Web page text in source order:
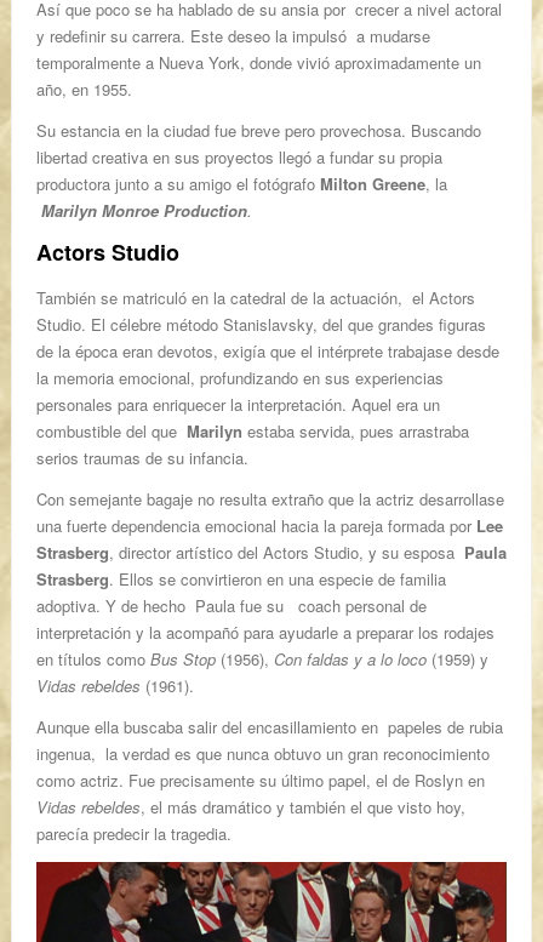
Así que poco se ha hablado de su ansia por crecer a nivel actoral
y redefinir su carrera. Este deseo la impulsó a mudarse
temporalmente a Nueva York, donde vivió aproximadamente un
año, en 1955.
Su estancia en la ciudad fue breve pero provechosa. Buscando
libertad creativa en sus proyectos llegó a fundar su propia
productora junto a su amigo el fotógrafo Milton Greene, la
Marilyn Monroe Production.
Actors Studio
También se matriculó en la catedral de la actuación, el Actors
Studio. El célebre método Stanislavsky, del que grandes figuras
de la época eran devotos, exigía que el intérprete trabajase desde
la memoria emocional, profundizando en sus experiencias
personales para enriquecer la interpretación. Aquel era un
combustible del que Marilyn estaba servida, pues arrastraba
serios traumas de su infancia.
Con semejante bagaje no resulta extraño que la actriz desarrollase
una fuerte dependencia emocional hacia la pareja formada por Lee
Strasberg, director artístico del Actors Studio, y su esposa Paula
Strasberg. Ellos se convirtieron en una especie de familia
adoptiva. Y de hecho Paula fue su coach personal de
interpretación y la acompañó para ayudarle a preparar los rodajes
en títulos como Bus Stop (1956), Con faldas y a lo loco (1959) y
Vidas rebeldes (1961).
Aunque ella buscaba salir del encasillamiento en papeles de rubia
ingenua, la verdad es que nunca obtuvo un gran reconocimiento
como actriz. Fue precisamente su último papel, el de Roslyn en
Vidas rebeldes, el más dramático y también el que visto hoy,
parecía predecir la tragedia.